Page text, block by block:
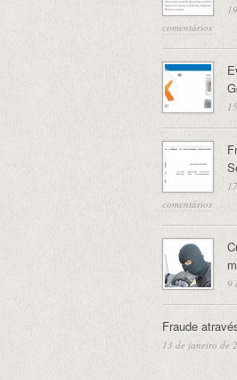
comentários
comentários
9
Fraude
13 de janeiro de